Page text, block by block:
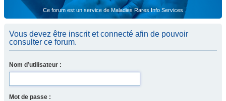
Ce forum est un service de Maladies Rares Info Services
Vous devez être inscrit et connecté afin de pouvoir
consulter ce forum.
Nom d’utilisateur :
Mot de passe :